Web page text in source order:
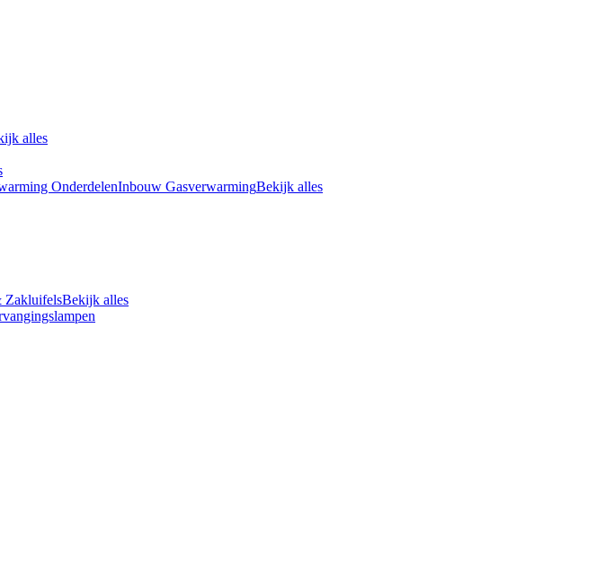
alles
OnderdelenInbouw GasverwarmingBekijk alles
ZakluifelsBekijk alles